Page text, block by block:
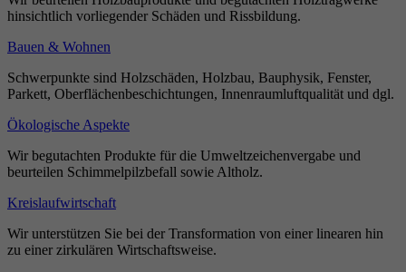
hinsichtlich vorliegender Schäden und Rissbildung.
Bauen & Wohnen
Schwerpunkte sind Holzschäden, Holzbau, Bauphysik, Fenster,
Parkett, Oberflächenbeschichtungen, Innenraumluftqualität und dgl.
Ökologische Aspekte
Wir begutachten Produkte für die Umweltzeichenvergabe und
beurteilen Schimmelpilzbefall sowie Altholz.
Kreislaufwirtschaft
Wir unterstützen Sie bei der Transformation von einer linearen hin
zu einer zirkulären Wirtschaftsweise.